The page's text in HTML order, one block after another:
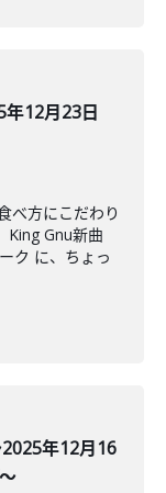
12月23日
べ方にこだわり
King Gnu新曲
ク に、ちょっ
年12月16